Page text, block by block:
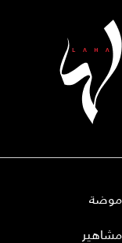
موضة
مشاهير